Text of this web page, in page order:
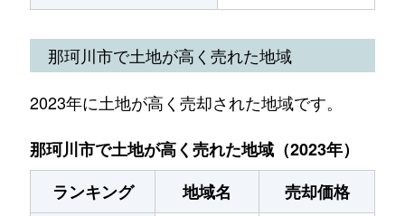
那珂川市で土地が高く売れた地域
2023年に土地が高く売却された地域です。
那珂川市で土地が高く売れた地域（2023年）
ランキング
地域名
売却価格